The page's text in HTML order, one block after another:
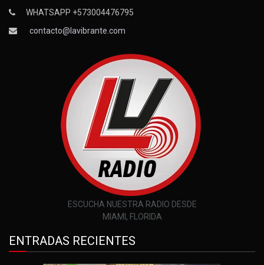
WHATSAPP +573004476795
contacto@lavibrante.com
ESCUCHA NUESTRA RADIO DESDE
MIAMI, FLORIDA
ENTRADAS RECIENTES